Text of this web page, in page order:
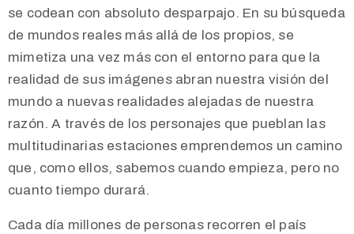
se codean con absoluto desparpajo. En su búsqueda
de mundos reales más allá de los propios, se
mimetiza una vez más con el entorno para que la
realidad de sus imágenes abran nuestra visión del
mundo a nuevas realidades alejadas de nuestra
razón. A través de los personajes que pueblan las
multitudinarias estaciones emprendemos un camino
que, como ellos, sabemos cuando empieza, pero no
cuanto tiempo durará.
Cada día millones de personas recorren el país